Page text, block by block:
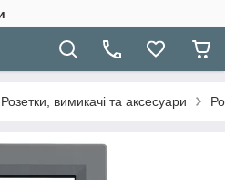
Розетки, вимикачі та аксесуари